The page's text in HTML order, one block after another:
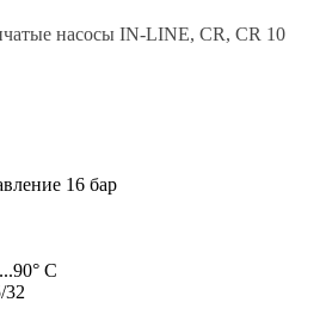
насосы IN-LINE, CR, CR 10
16 бар
C